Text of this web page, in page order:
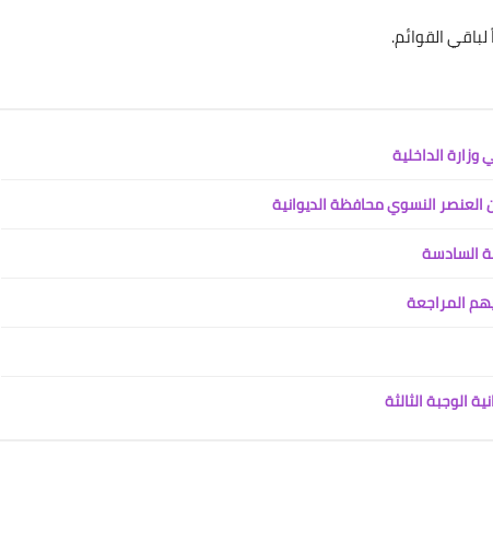
القوائم.
النسوي محافظة الديوانية
السادسة
المراجعة
الوجبة الثالثة